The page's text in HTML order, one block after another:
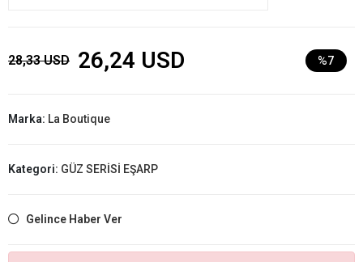
28,33 USD 26,24 USD %7
Marka: La Boutique
Kategori: GÜZ SERİSİ EŞARP
Gelince Haber Ver